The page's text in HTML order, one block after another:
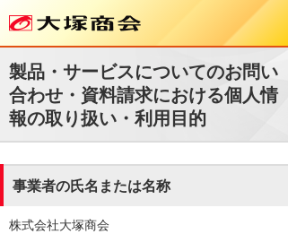
製品・サービスについてのお問い
合わせ・資料請求における個人情
報の取り扱い・利用目的
事業者の氏名または名称
株式会社大塚商会